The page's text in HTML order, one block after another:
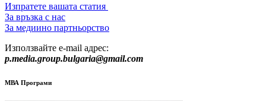
Изпратете вашата статия
За връзка с нас
За медиино партньорство
Използвайте e-mail адрес:
p.media.group.bulgaria@gmail.com
МВА Програми